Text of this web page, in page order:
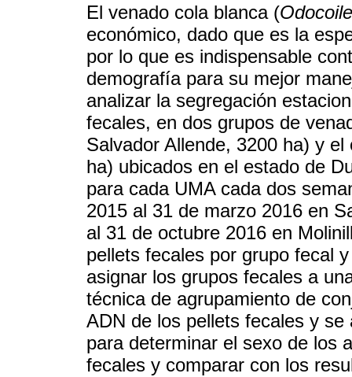
El venado cola blanca (
económico, dado que es la
por lo que es indispensable
demografía para su mejor
analizar la segregación
fecales, en dos grupos de
Salvador Allende, 3200 ha) y
ha) ubicados en el estado de
para cada UMA cada dos
2015 al 31 de marzo 2016 en
al 31 de octubre 2016 en
pellets fecales por grupo fecal
asignar los grupos fecales a
técnica de agrupamiento de
ADN de los pellets fecales y
para determinar el sexo de los
fecales y comparar con los